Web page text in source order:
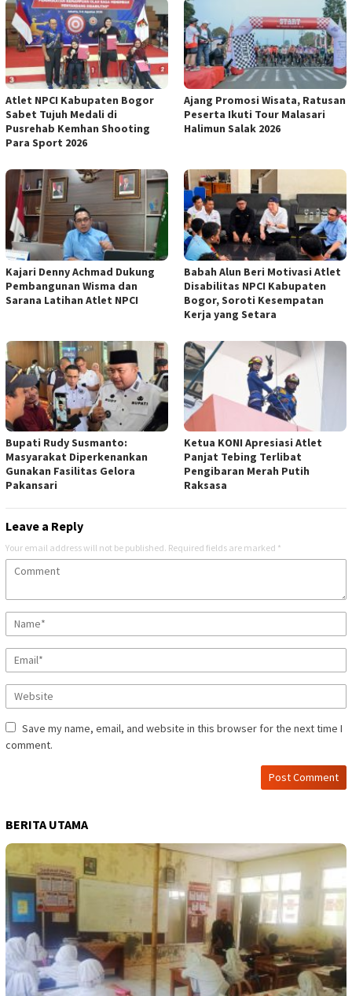
Atlet NPCI Kabupaten Bogor
Sabet Tujuh Medali di
Pusrehab Kemhan Shooting
Para Sport 2026
Ajang Promosi Wisata, Ratusan
Peserta Ikuti Tour Malasari
Halimun Salak 2026
Kajari Denny Achmad Dukung
Pembangunan Wisma dan
Sarana Latihan Atlet NPCI
Babah Alun Beri Motivasi Atlet
Disabilitas NPCI Kabupaten
Bogor, Soroti Kesempatan
Kerja yang Setara
Bupati Rudy Susmanto:
Masyarakat Diperkenankan
Gunakan Fasilitas Gelora
Pakansari
Ketua KONI Apresiasi Atlet
Panjat Tebing Terlibat
Pengibaran Merah Putih
Raksasa
Leave a Reply
Your email address will not be published. Required fields are marked *
Save my name, email, and website in this browser for the next time I
comment.
BERITA UTAMA